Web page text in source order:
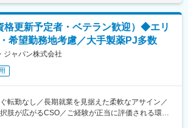
も業界トップシェアを誇り、常時100以上のPJが
社の定める業務
》
ーション
市場拡大
医薬品のプロモーション
の状況によっては、選考保留（ご紹介できるプロジ
で保留）となる場合もございますのであらかじめ
しくお願いします※
転勤なし：
でなく、エリアを跨いでの転勤はないため、転勤
格更新予定者・ベテラン歓迎）◆エリ
希望勤務地考慮／大手製薬PJ多数
ジャパン株式会社
ぐ転勤なし／長期就業を見据えた柔軟なアサイン／
肢が広がるCSO／ご経験が正当に評価される環